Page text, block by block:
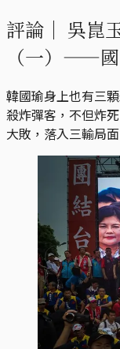
評論｜ 吳崑
（一）——
韓國瑜身上也有三
殺炸彈客，不但炸
大敗，落入三輸局面